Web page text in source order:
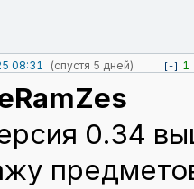
08:31 (спустя 5 дней) [-] 1
0.34